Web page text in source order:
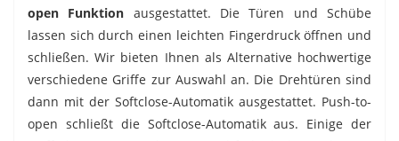
open Funktion ausgestattet. Die Türen und Schübe
lassen sich durch einen leichten Fingerdruck öffnen und
schließen. Wir bieten Ihnen als Alternative hochwertige
verschiedene Griffe zur Auswahl an. Die Drehtüren sind
dann mit der Softclose-Automatik ausgestattet. Push-to-
open schließt die Softclose-Automatik aus. Einige der